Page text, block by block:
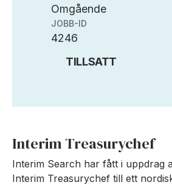
Omgående
JOBB-ID
4246
TILLSATT
Interim Treasurychef
Interim Search har fått i uppdrag
Interim Treasurychef till ett